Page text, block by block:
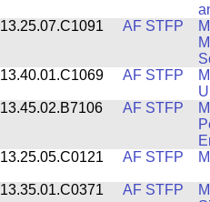
13.25.07.C1091
AF STFP
13.40.01.C1069
AF STFP
13.45.02.B7106
AF STFP
13.25.05.C0121
AF STFP
13.35.01.C0371 AF STFP